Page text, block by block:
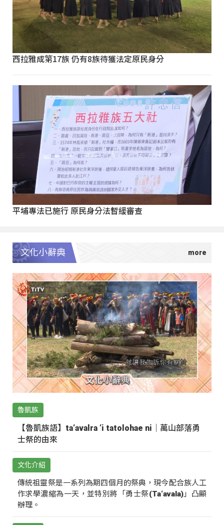
西拉雅成第17族 仍有8族待獲法定原民身分
平埔專法已施行 原民身分法暫緩審查
文化小辭典
魯凱族
【魯凱族語】ta‘avalra ‘i tatolohae ni｜萬山部落勇
士祭的由來
文化介紹
傳統祖靈祭是一系列為期四個月的祭典，現今配合族人工
作求學濃縮為一天，並特別將「勇士祭(Ta‘avala)」凸顯
辦理。